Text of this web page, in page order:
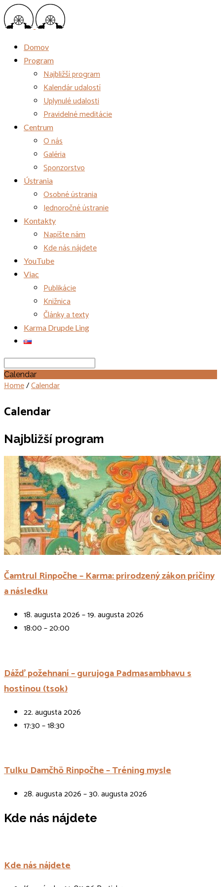
Domov
Program
Najbližší program
Kalendár udalostí
Uplynulé udalosti
Pravidelné meditácie
Centrum
O nás
Galéria
Sponzorstvo
Ústrania
Osobné ústrania
Jednoročné ústranie
Kontakty
Napíšte nám
Kde nás nájdete
YouTube
Viac
Publikácie
Knižnica
Články a texty
Karma Drupde Ling
Search
Calendar
Home/Calendar
Calendar
Najbližší program
Čamtrul Rinpočhe – Karma: prirodzený zákon príčiny
a následku
18. augusta 2026 – 19. augusta 2026
18:00 – 20:00
Dážď požehnaní – gurujoga Padmasambhavu s
hostinou (tsok)
22. augusta 2026
17:30 – 18:30
Tulku Damčhö Rinpočhe – Tréning mysle
28. augusta 2026 – 30. augusta 2026
Kde nás nájdete
Kde nás nájdete